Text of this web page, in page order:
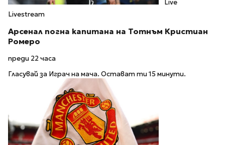
Live
Livestream
Арсенал погна капитана на Тотнъм Кристиан
Ромеро
преди 22 часа
Гласувай за Играч на мача. Остават ти 15 минути.